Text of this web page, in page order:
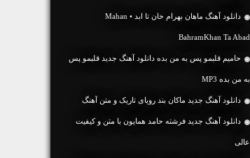
دانلود آهنگ ماهان بهرام خان تا ابد • Mahan
BahramKhan Ta Abad
حامیم قلبمو پس به من بده دانلود آهنگ جدید قلبمو پس
به من بده MP3
دانلود آهنگ جديد ماکان بند رویای تاریک و متن آهنگ
دانلود آهنگ جديد فرشته حامد همایون با متن و کیفیت
عالی